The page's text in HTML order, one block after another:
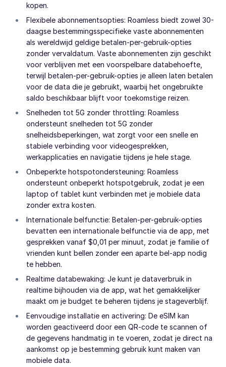
kopen.
Flexibele abonnementsopties: Roamless biedt zowel 30-
daagse bestemmingsspecifieke vaste abonnementen
als wereldwijd geldige betalen-per-gebruik-opties
zonder vervaldatum. Vaste abonnementen zijn geschikt
voor verblijven met een voorspelbare databehoefte,
terwijl betalen-per-gebruik-opties je alleen laten betalen
voor de data die je gebruikt, waarbij het ongebruikte
saldo beschikbaar blijft voor toekomstige reizen.
Snelheden tot 5G zonder throttling: Roamless
ondersteunt snelheden tot 5G zonder
snelheidsbeperkingen, wat zorgt voor een snelle en
stabiele verbinding voor videogesprekken,
werkapplicaties en navigatie tijdens je hele stage.
Onbeperkte hotspotondersteuning: Roamless
ondersteunt onbeperkt hotspotgebruik, zodat je een
laptop of tablet kunt verbinden met je mobiele data
zonder extra kosten.
Internationale belfunctie: Betalen-per-gebruik-opties
bevatten een internationale belfunctie via de app, met
gesprekken vanaf $0,01 per minuut, zodat je familie of
vrienden kunt bellen zonder een aparte bel-app nodig
te hebben.
Realtime databewaking: Je kunt je dataverbruik in
realtime bijhouden via de app, wat het gemakkelijker
maakt om je budget te beheren tijdens je stageverblijf.
Eenvoudige installatie en activering: De eSIM kan
worden geactiveerd door een QR-code te scannen of
de gegevens handmatig in te voeren, zodat je direct na
aankomst op je bestemming gebruik kunt maken van
mobiele data.